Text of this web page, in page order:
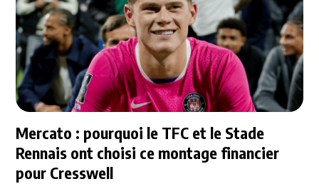
Mercato : pourquoi le TFC et le Stade
Rennais ont choisi ce montage financier
pour Cresswell